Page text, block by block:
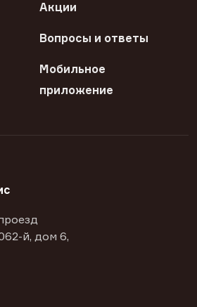
Акции
Вопросы и ответы
Мобильное
приложение
й, дом 6,